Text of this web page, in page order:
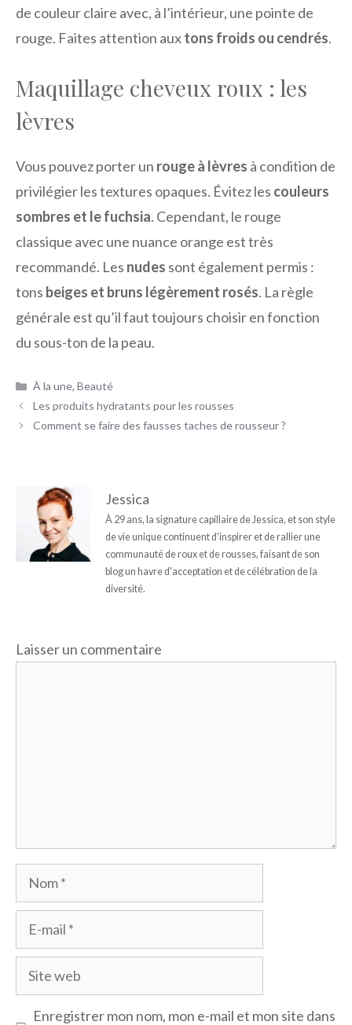
de couleur claire avec, à l’intérieur, une pointe de
rouge. Faites attention auxtons froids ou cendrés.
Maquillage cheveux roux : les
lèvres
Vous pouvez porter un rouge à lèvres à condition de
privilégier les textures opaques. Évitez les couleurs
sombres et le fuchsia. Cependant, le rouge
classique avec une nuance orange est très
recommandé. Les nudes sont également permis :
tons beiges et bruns légèrement rosés. La règle
générale est qu’il faut toujours choisir en fonction
du sous-ton de la peau.
Catégories
À la une,Beauté
Les produits hydratants pour les rousses
Comment se faire des fausses taches de rousseur ?
Jessica
À 29 ans, la signature capillaire de Jessica, et son style
de vie unique continuent d'inspirer et de rallier une
communauté de roux et de rousses, faisant de son
blog un havre d'acceptation et de célébration de la
diversité.
Laisser un commentaire
Nom
mail
Site
web
Enregistrer mon nom, mon e-mail et mon site dans